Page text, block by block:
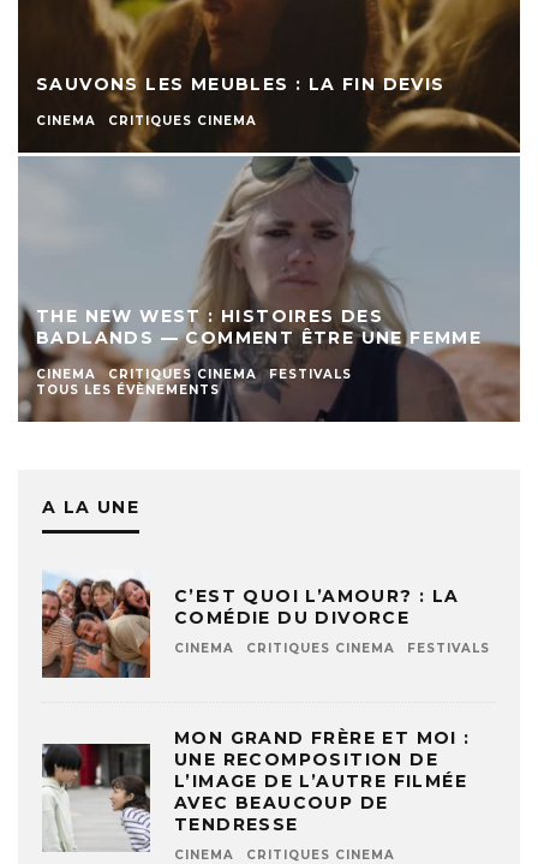
SAUVONS LES MEUBLES : LA FIN DEVIS
CINEMA CRITIQUES CINEMA
THE NEW WEST : HISTOIRES DES
BADLANDS — COMMENT ÊTRE UNE FEMME
CINEMA CRITIQUES CINEMA
FESTIVALS
TOUS LES ÉVÈNEMENTS
A LA UNE
C’EST QUOI L’AMOUR? : LA
COMÉDIE DU DIVORCE
CINEMA CRITIQUES CINEMA FESTIVALS
MON GRAND FRÈRE ET MOI :
UNE RECOMPOSITION DE
L’IMAGE DE L’AUTRE FILMÉE
AVEC BEAUCOUP DE
TENDRESSE
CINEMA CRITIQUES CINEMA